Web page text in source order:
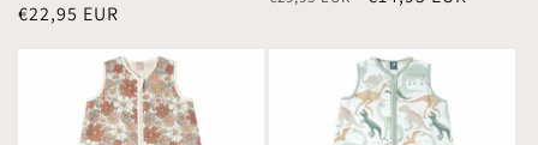
Normale
€22,95 EUR